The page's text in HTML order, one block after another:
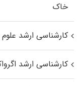
خاک
کارشناسی ارشد
کارشناسی ارشد